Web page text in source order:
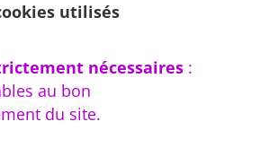
utilisés
nécessaires:
au bon
du site.